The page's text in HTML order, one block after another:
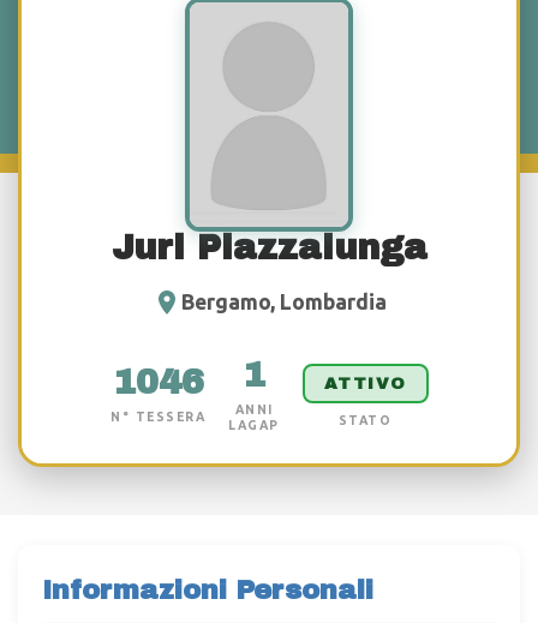
Juri Piazzalunga
Bergamo, Lombardia
1046
N° TESSERA
1
ANNI
LAGAP
ATTIVO
STATO
Informazioni Personali